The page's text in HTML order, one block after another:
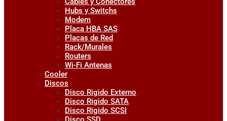
Hubs y Switchs
Modem
Placa HBA SAS
Placas de Red
Rack/Murales
Routers
Wi-Fi Antenas
Cooler
Discos
Disco Rigido Externo
Disco Rigido SATA
Disco Rigido SCSI